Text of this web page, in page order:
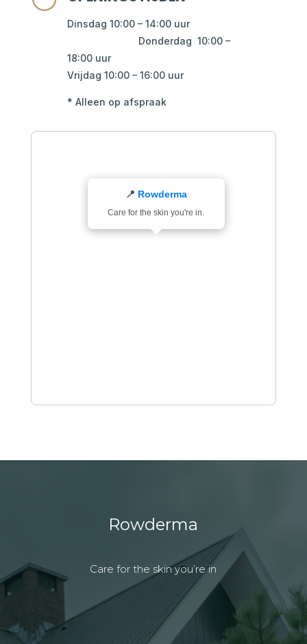
Dinsdag 10:00 – 14:00 uur
Donderdag 10:00 –
18:00 uur
Vrijdag 10:00 – 16:00 uur
* Alleen op afspraak
📍 Rowderma
Care for the skin you're in.
Rowderma
Care for the skin you’re in